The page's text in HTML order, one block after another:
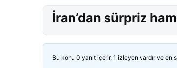
İran’dan sürpriz
Bu konu 0 yanıt içerir, 1 izleyen vardır ve en